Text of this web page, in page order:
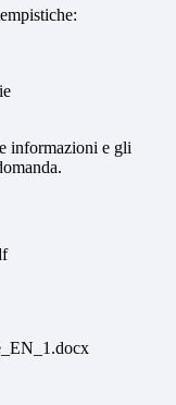
informazioni e gli